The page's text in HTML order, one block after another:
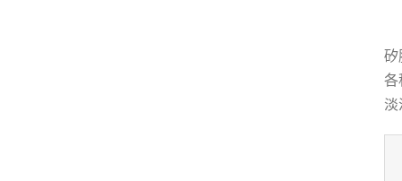
矽
各
淡